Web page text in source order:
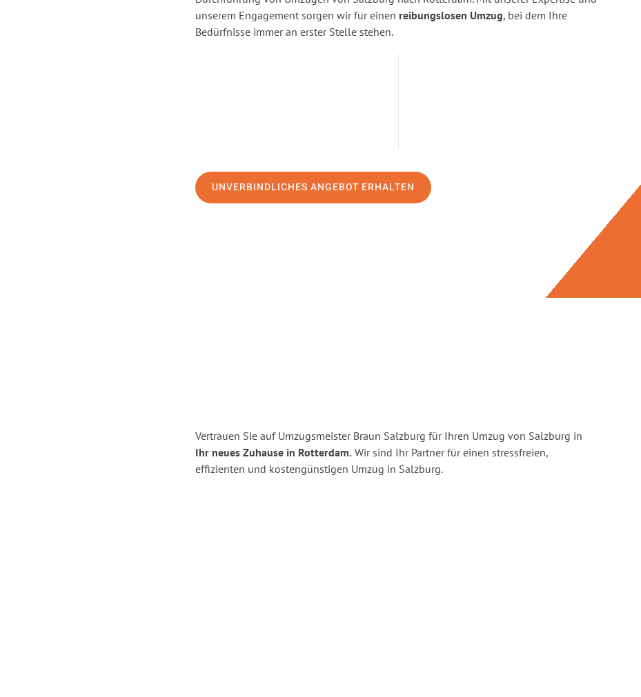
unserem Engagement sorgen wir für einen reibungslosen Umzug, bei dem Ihre
Bedürfnisse immer an erster Stelle stehen.
UNVERBINDLICHES ANGEBOT ERHALTEN
Vertrauen Sie auf Umzugsmeister Braun Salzburg für Ihren Umzug von Salzburg in
Ihr neues Zuhause in Rotterdam. Wir sind Ihr Partner für einen stressfreien,
effizienten und kostengünstigen Umzug in Salzburg.